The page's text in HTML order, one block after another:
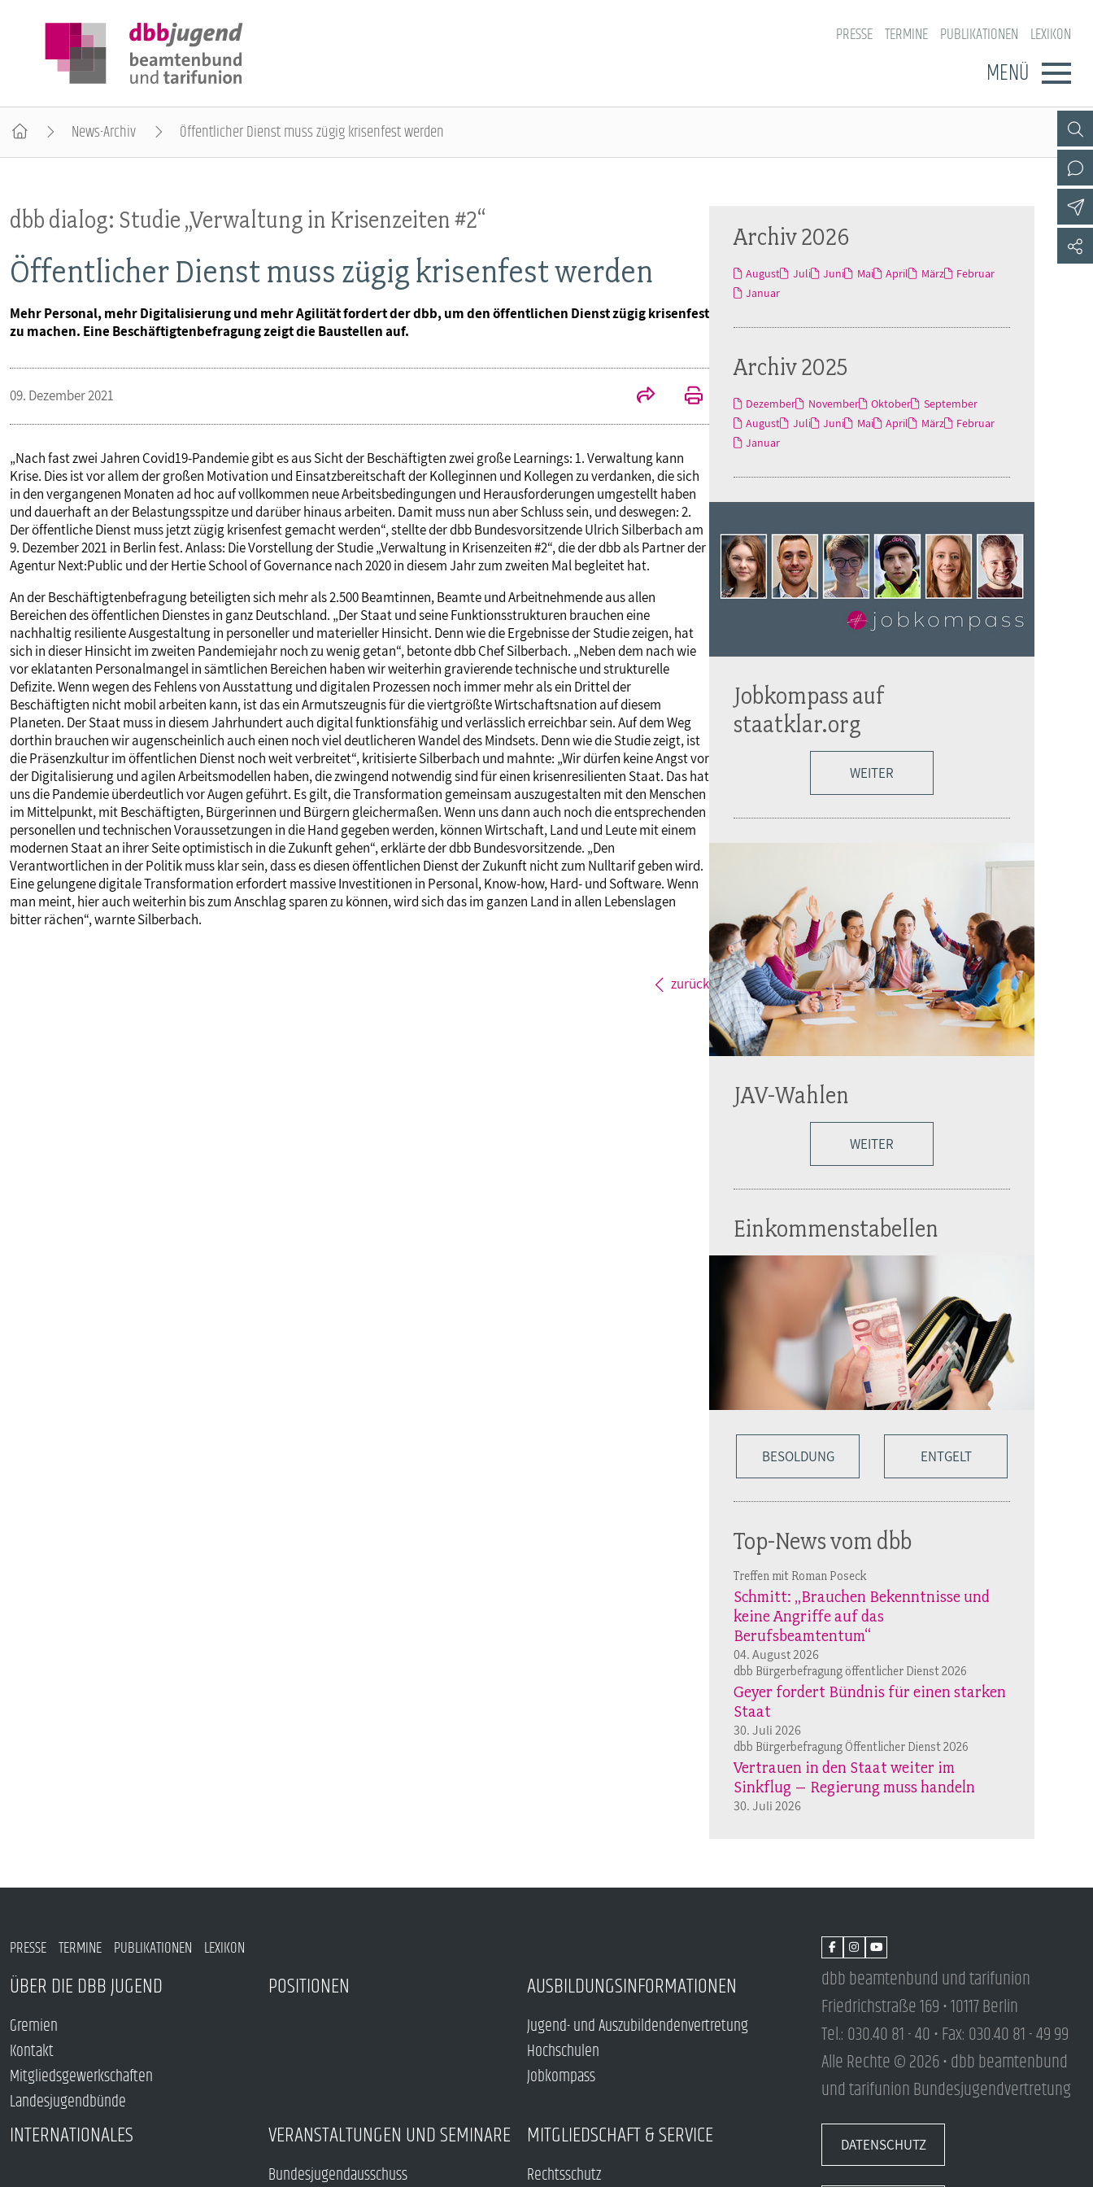
PRESSE TERMINE PUBLIKATIONEN LEXIKON
MENÜ
Gremien
Kontakt
POSITIONEN
AUSBILDUNGSINFORMATIONEN
Jugend- und Auszubildendenvertretung
Hochschulen
INTERNATIONALES
VERANSTALTUNGEN UND SEMINARE
ÜBERBLICK
Bundesjugendausschuss
Bundesjugendtag
Ideencampus
Parlamentarisches Sommerfest
MITGLIEDSCHAFT & SERVICE
Rechtsschutz
Vorsorgewerk
Verlag
News-Archiv Öffentlicher Dienst muss zügig krisenfest werden
dbb dialog: Studie „Verwaltung in Krisenzeiten #2“
Öffentlicher Dienst muss zügig krisenfest werden
Mehr Personal, mehr Digitalisierung und mehr Agilität fordert der dbb, um den öffentlichen Dienst zügig krisenfest
zu machen. Eine Beschäftigtenbefragung zeigt die Baustellen auf.
09. Dezember 2021
„Nach fast zwei Jahren Covid19-Pandemie gibt es aus Sicht der Beschäftigten zwei große Learnings: 1. Verwaltung kann
Krise. Dies ist vor allem der großen Motivation und Einsatzbereitschaft der Kolleginnen und Kollegen zu verdanken, die sich
in den vergangenen Monaten ad hoc auf vollkommen neue Arbeitsbedingungen und Herausforderungen umgestellt haben
und dauerhaft an der Belastungsspitze und darüber hinaus arbeiten. Damit muss nun aber Schluss sein, und deswegen: 2.
Der öffentliche Dienst muss jetzt zügig krisenfest gemacht werden“, stellte der dbb Bundesvorsitzende Ulrich Silberbach am
9. Dezember 2021 in Berlin fest. Anlass: Die Vorstellung der Studie „Verwaltung in Krisenzeiten #2“, die der dbb als Partner der
Agentur Next:Public und der Hertie School of Governance nach 2020 in diesem Jahr zum zweiten Mal begleitet hat.
An der Beschäftigtenbefragung beteiligten sich mehr als 2.500 Beamtinnen, Beamte und Arbeitnehmende aus allen
Bereichen des öffentlichen Dienstes in ganz Deutschland. „Der Staat und seine Funktionsstrukturen brauchen eine
nachhaltig resiliente Ausgestaltung in personeller und materieller Hinsicht. Denn wie die Ergebnisse der Studie zeigen, hat
sich in dieser Hinsicht im zweiten Pandemiejahr noch zu wenig getan“, betonte dbb Chef Silberbach. „Neben dem nach wie
vor eklatanten Personalmangel in sämtlichen Bereichen haben wir weiterhin gravierende technische und strukturelle
Defizite. Wenn wegen des Fehlens von Ausstattung und digitalen Prozessen noch immer mehr als ein Drittel der
Beschäftigten nicht mobil arbeiten kann, ist das ein Armutszeugnis für die viertgrößte Wirtschaftsnation auf diesem
Planeten. Der Staat muss in diesem Jahrhundert auch digital funktionsfähig und verlässlich erreichbar sein. Auf dem Weg
dorthin brauchen wir augenscheinlich auch einen noch viel deutlicheren Wandel des Mindsets. Denn wie die Studie zeigt, ist
die Präsenzkultur im öffentlichen Dienst noch weit verbreitet“, kritisierte Silberbach und mahnte: „Wir dürfen keine Angst vor
der Digitalisierung und agilen Arbeitsmodellen haben, die zwingend notwendig sind für einen krisenresilienten Staat. Das hat
uns die Pandemie überdeutlich vor Augen geführt. Es gilt, die Transformation gemeinsam auszugestalten mit den Menschen
im Mittelpunkt, mit Beschäftigten, Bürgerinnen und Bürgern gleichermaßen. Wenn uns dann auch noch die entsprechenden
personellen und technischen Voraussetzungen in die Hand gegeben werden, können Wirtschaft, Land und Leute mit einem
modernen Staat an ihrer Seite optimistisch in die Zukunft gehen“, erklärte der dbb Bundesvorsitzende. „Den
Verantwortlichen in der Politik muss klar sein, dass es diesen öffentlichen Dienst der Zukunft nicht zum Nulltarif geben wird.
Eine gelungene digitale Transformation erfordert massive Investitionen in Personal, Know-how, Hard- und Software. Wenn
man meint, hier auch weiterhin bis zum Anschlag sparen zu können, wird sich das im ganzen Land in allen Lebenslagen
bitter rächen“, warnte Silberbach.
zurück
Archiv 2026
August Juli Juni Mai April März
Februar
Januar
Archiv 2025
Dezember November Oktober
September
August
Juli Juni Mai April März
Februar
Januar
Jobkompass auf
staatklar.org
WEITER
JAV-Wahlen
WEITER
Einkommenstabellen
BESOLDUNG ENTGELT
Top-News vom dbb
Treffen mit Roman Poseck
Schmitt: „Brauchen Bekenntnisse und
keine Angriffe auf das
Berufsbeamtentum“
04. August 2026
dbb Bürgerbefragung öffentlicher Dienst 2026
Geyer fordert Bündnis für einen starken
Staat
30. Juli 2026
dbb Bürgerbefragung Öffentlicher Dienst 2026
Vertrauen in den Staat weiter im
Sinkflug – Regierung muss handeln
30. Juli 2026
PRESSE TERMINE PUBLIKATIONEN LEXIKON
ÜBER DIE DBB JUGEND
Gremien
Kontakt
Mitgliedsgewerkschaften
Landesjugendbünde
POSITIONEN AUSBILDUNGSINFORMATIONEN
Jugend- und Auszubildendenvertretung
Hochschulen
Jobkompass
INTERNATIONALES VERANSTALTUNGEN UND SEMINARE
Bundesjugendausschuss
MITGLIEDSCHAFT & SERVICE
Rechtsschutz
dbb beamtenbund und tarifunion
Friedrichstraße 169 • 10117 Berlin
Tel.: 030.40 81 - 40 • Fax: 030.40 81 - 49 99
Alle Rechte © 2026 • dbb beamtenbund
und tarifunion Bundesjugendvertretung
DATENSCHUTZ